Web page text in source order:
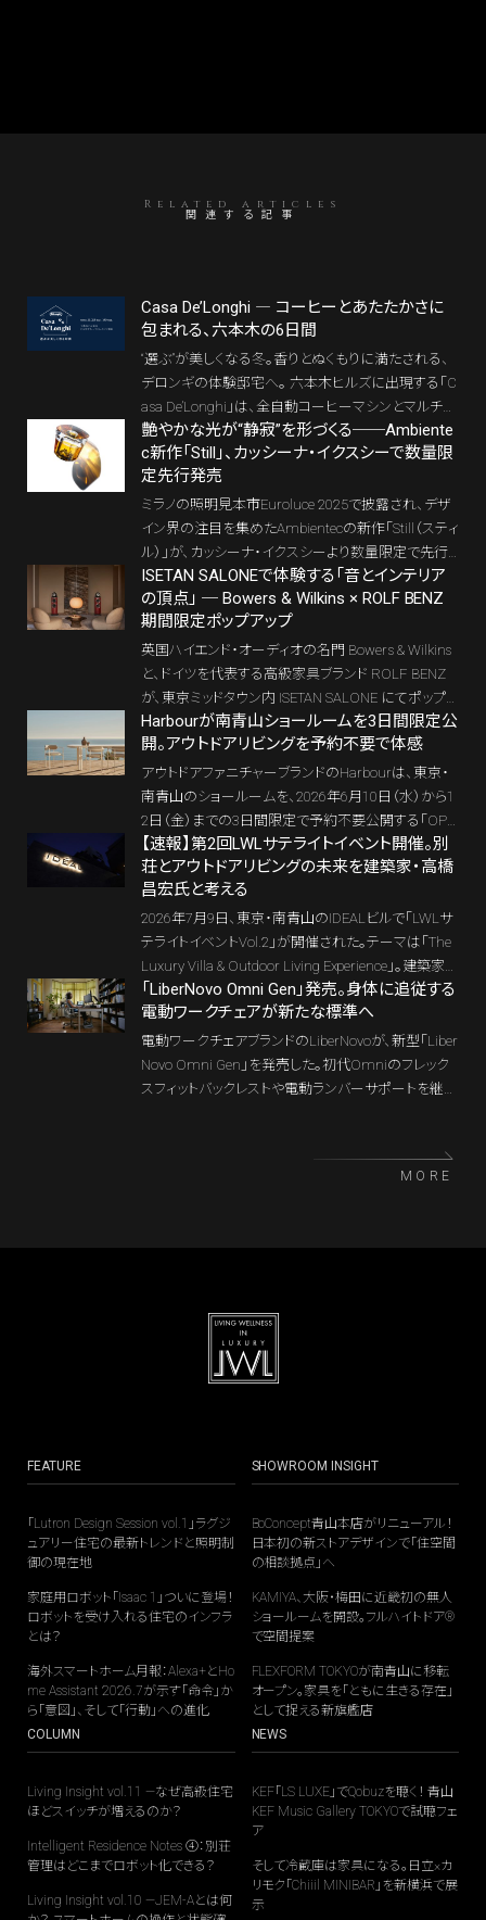
Related articles
関連する記事
Casa De’Longhi ― コーヒーとあたたかさに
包まれる、六本木の6日間
“選ぶ”が美しくなる冬。香りとぬくもりに満たされる、
デロンギの体験邸宅へ。 六本木ヒルズに出現する「C
asa De’Longhi」は、全自動コーヒーマシンとマルチダ
イナミックヒーターが織りなす“香りと熱の建築”。 五
感で味わう6日間が、暮らしの美学を呼び覚ます。 デ
ロンギが提案する冬の特別体験イベント「Casa De’Lo
nghi」が、11月25日〜30日の6日間、六本木ヒルズカ
フェにて開催される。全自動コーヒーマシンとマルチ
ダイナミックヒーターが織りなす「香り」と「ぬくもり」
の空間で、上質な日常を選ぶ時間が始まる。
艶やかな光が“静寂”を形づくる──Ambiente
c新作「Still」、カッシーナ・イクスシーで数量限
定先行発売
ミラノの照明見本市Euroluce 2025で披露され、デザ
イン界の注目を集めたAmbientecの新作「Still（スティ
ル）」が、カッシーナ・イクスシーより数量限定で先行
発売された。積層ガラスが生み出す光の濃淡は建築
に寄り添うアートピースのようだ。クリスタルの質感
と静謐な光を併せ持つ本作は、ホリデーシーズンを
飾る特別な一灯となる。
ISETAN SALONEで体験する「音とインテリア
の頂点」 ─ Bowers & Wilkins × ROLF BENZ
期間限定ポップアップ
英国ハイエンド・オーディオの名門 Bowers & Wilkins
と、ドイツを代表する高級家具ブランド ROLF BENZ
が、東京ミッドタウン内 ISETAN SALONE にてポップア
ップストアを期間限定開催する。 ブランドの象徴であ
る「803 D4」から最新ワイヤレスまで、極上のサウンド
とインテリアを融合した“生活空間としてのハイエン
ド”を体感できる特別な展示だ。
Harbourが南青山ショールームを3日間限定公
開。アウトドアリビングを予約不要で体感
アウトドアファニチャーブランドのHarbourは、東京・
南青山のショールームを、2026年6月10日（水）から1
2日（金）までの3日間限定で予約不要公開する「OPE
N SHOWROOM / 3DAYS」を開催する。通常は予約制
で展開しているショールームを、会期中は自由に見学
できる特別な機会となる。Porto Dining Chair、Vienn
a Bistro Table、Lucca Side Tableなどのコレクション
を、実際に見て、触れて、体感することができる。
【速報】第2回LWLサテライトイベント開催。別
荘とアウトドアリビングの未来を建築家・高橋
昌宏氏と考える
2026年7月9日、東京・南青山のIDEALビルで「LWLサ
テライトイベントVol.2」が開催された。テーマは「The
Luxury Villa & Outdoor Living Experience」。建築家や
デザイナー、インテリアコーディネーター、デベロッパ
ーなど60名を超えるプロフェッショナルが集い、エム
ズ・アーキテクツ代表の高橋昌宏氏による講演と、協
賛ブランド7社のプレゼンテーションを通して、別荘建
築、アウトドアリビング、スマートホーム、ウェルネスが
「LiberNovo Omni Gen」発売。身体に追従する
電動ワークチェアが新たな標準へ
電動ワークチェアブランドのLiberNovoが、新型「Liber
Novo Omni Gen」を発売した。初代Omniのフレック
スフィットバックレストや電動ランバーサポートを継承
ロジー家具」を、ホームオフィスの日常へ広げる新た
MORE
FEATURE
「Lutron Design Session vol.1」ラグジ
ュアリー住宅の最新トレンドと照明制
御の現在地
家庭用ロボット「Isaac 1」ついに登場！
ロボットを受け入れる住宅のインフラ
とは？
海外スマートホーム月報：Alexa+とHo
me Assistant 2026.7が示す「命令」か
ら「意図」、そして「行動」への進化
SHOWROOM INSIGHT
BoConcept青山本店がリニューアル！
日本初の新ストアデザインで「住空間
の相談拠点」へ
KAMIYA、大阪・梅田に近畿初の無人
ショールームを開設。フルハイトドア®
で空間提案
FLEXFORM TOKYOが南青山に移転
オープン。家具を「ともに生きる存在」
として捉える新旗艦店
COLUMN
Living Insight vol.11 —なぜ高級住宅
ほどスイッチが増えるのか？
Intelligent Residence Notes ④：別荘
管理はどこまでロボット化できる？
Living Insight vol.10 —JEM-Aとは何
NEWS
KEF「LS LUXE」でQobuzを聴く！ 青山
KEF Music Gallery TOKYOで試聴フェ
ア
そして冷蔵庫は家具になる。日立×カ
リモク「Chiiil MINIBAR」を新横浜で展
示